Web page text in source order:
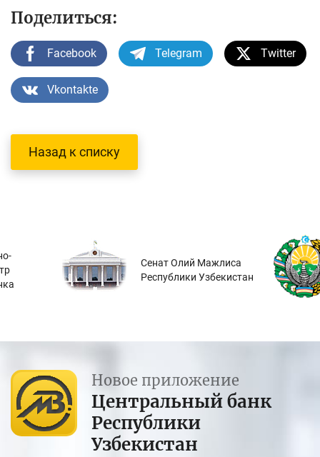
Поделиться:
Facebook Telegram Twitter
Vkontakte
Назад к списку
Сенат Олий Мажлиса
Республики Узбекистан
Новое приложение
Центральный банк
Республики
Узбекистан